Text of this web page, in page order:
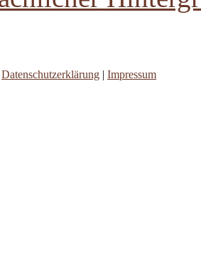
Datenschutzerklärung | Impressum